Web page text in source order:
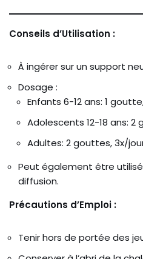
Conseils d’Utilisation :
À ingérer sur un support
Dosage :
Enfants 6-12 ans: 1
Adolescents 12-18 ans: 2
Adultes: 2 gouttes, 3x/
Peut également être
diffusion.
Précautions d’Emploi :
Tenir hors de portée des